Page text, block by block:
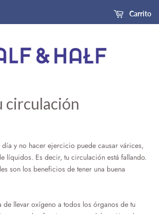
Carrito
circulación
día y no hacer ejercicio puede causar várices,
líquidos. Es decir, tu circulación está fallando.
son los beneficios de tener una buena
de llevar oxígeno a todos los órganos de tu